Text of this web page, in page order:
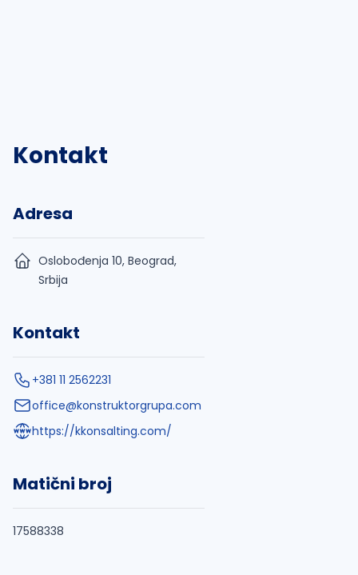
Kontakt
Adresa
Oslobođenja 10, Beograd,
Srbija
Kontakt
+381 11 2562231
office@konstruktorgrupa.com
https://kkonsalting.com/
Matični broj
17588338